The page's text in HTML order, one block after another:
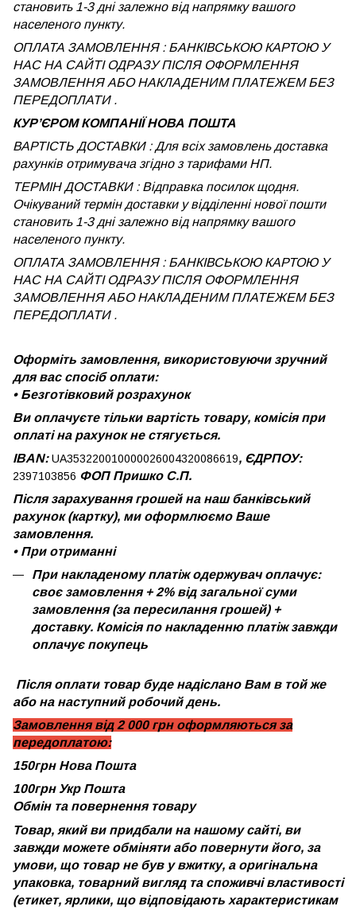
становить 1-3 дні залежно від напрямку вашого
населеного пункту.
ОПЛАТА ЗАМОВЛЕННЯ : БАНКІВСЬКОЮ КАРТОЮ У
НАС НА САЙТІ ОДРАЗУ ПІСЛЯ ОФОРМЛЕННЯ
ЗАМОВЛЕННЯ АБО НАКЛАДЕНИМ ПЛАТЕЖЕМ БЕЗ
ПЕРЕДОПЛАТИ .
КУРʼЄРОМ КОМПАНІЇ НОВА ПОШТА
ВАРТІСТЬ ДОСТАВКИ : Для всіх замовлень доставка
рахунків отримувача згідно з тарифами НП.
ТЕРМІН ДОСТАВКИ : Відправка посилок щодня.
Очікуваний термін доставки у відділенні нової пошти
становить 1-3 дні залежно від напрямку вашого
населеного пункту.
ОПЛАТА ЗАМОВЛЕННЯ : БАНКІВСЬКОЮ КАРТОЮ У
НАС НА САЙТІ ОДРАЗУ ПІСЛЯ ОФОРМЛЕННЯ
ЗАМОВЛЕННЯ АБО НАКЛАДЕНИМ ПЛАТЕЖЕМБЕЗ
ПЕРЕДОПЛАТИ .
Оформіть замовлення, використовуючи зручний
для вас спосіб оплати:
• Безготівковий розрахунок
Ви оплачуєте тільки вартість товару, комісія при
оплаті на рахунок не стягується.
IBAN:UA353220010000026004320086619, ЄДРПОУ:
2397103856 ФОП Пришко С.П.
Після зарахування грошей на наш банківський
рахунок (картку), ми оформлюємо Ваше
замовлення.
•При отриманні
При накладеному платіж одержувач оплачує:
своє замовлення + 2% від загальної суми
замовлення (за пересилання грошей) +
доставку. Комісія по накладенню платіж завжди
оплачує покупець
Після оплати товар буде надіслано Вам в той же
або на наступний робочий день.
Замовлення від 2 000 грн оформляються за
передоплатою:
150грн Нова Пошта
100грн Укр Пошта
Обмін та повернення товару
Товар, який ви придбали на нашому сайті, ви
завжди можете обміняти або повернути його, за
умови, що товар не був у вжитку, а оригінальна
упаковка, товарний вигляд та споживчі властивості
(етикет, ярлики, що відповідають характеристикам